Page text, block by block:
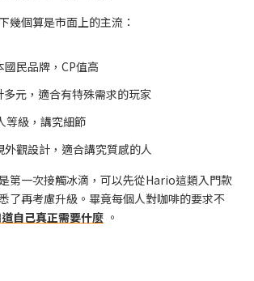
幾個算是市面上的主流：
民品牌，CP值高
多元，適合有特殊需求的玩家
等級，講究細節
觀設計，適合講究質感的人
第一次接觸冰滴，可以先從Hario這類入門款
了再考慮升級。畢竟每個人對咖啡的要求不
自己真正需要什麼 。